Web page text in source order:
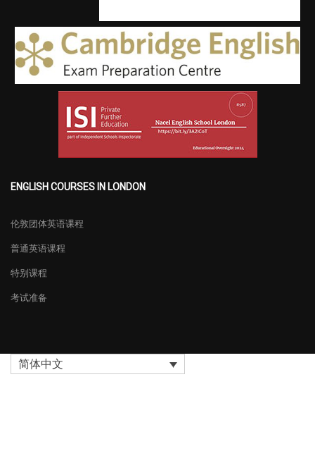
ENGLISH COURSES IN LONDON
伦敦团体英语课程
普通英语课程
特别课程
考试准备
简体中文